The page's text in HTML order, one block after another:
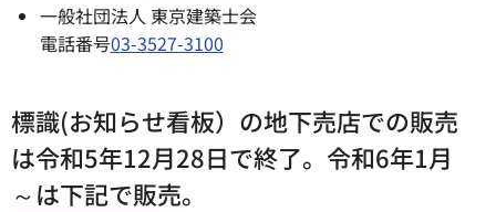
一般社団法人 東京建築士会
電話番号03-3527-3100
標識(お知らせ看板）の地下売店での販売
は令和5年12月28日で終了。令和6年1月
～は下記で販売。